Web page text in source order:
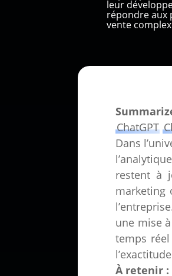
leur
répondre aux
vente
ChatGPT
Dans
restent à
marketing
une mise
temps
À retenir :